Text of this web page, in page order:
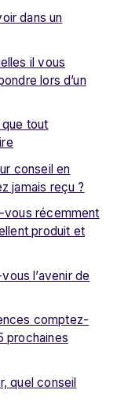
dans un
il vous
lors d’un
tout
conseil en
jamais reçu ?
vous récemment
produit et
l’avenir de
comptez-
prochaines
quel conseil